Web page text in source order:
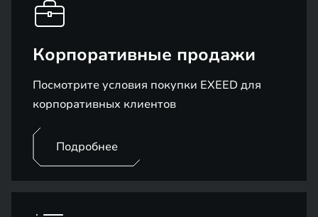
Корпоративные продажи
Посмотрите условия покупки EXEED для
корпоративных клиентов
Подробнее